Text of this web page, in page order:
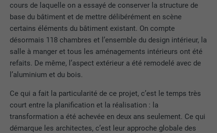
cours de laquelle on a essayé de conserver la structure de
base du bâtiment et de mettre délibérément en scène
certains éléments du bâtiment existant. On compte
désormais 118 chambres et l’ensemble du design intérieur, la
salle à manger et tous les aménagements intérieurs ont été
refaits. De même, l’aspect extérieur a été remodelé avec de
l’aluminium et du bois.
Ce qui a fait la particularité de ce projet, c’est le temps très
court entre la planification et la réalisation : la
transformation a été achevée en deux ans seulement. Ce qui
démarque les architectes, c’est leur approche globale des